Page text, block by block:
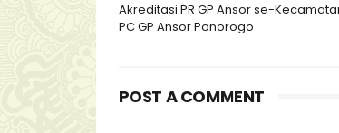
Akreditasi PR GP Ansor se-
PC GP Ansor Ponorogo
POST A COMMENT